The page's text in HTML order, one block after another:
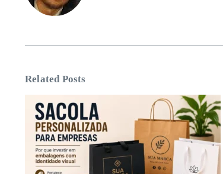
Related Posts